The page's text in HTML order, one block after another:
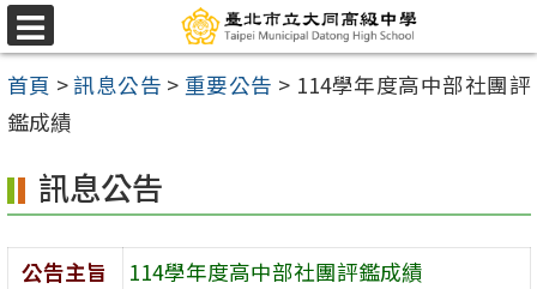
跳
至
主
要
容
區
選
單
首頁 >訊息公告 > 重要公告 > 114學年度高中部社團評
鑑成績
訊息公告
公告主旨
114學年度高中部社團評鑑成績